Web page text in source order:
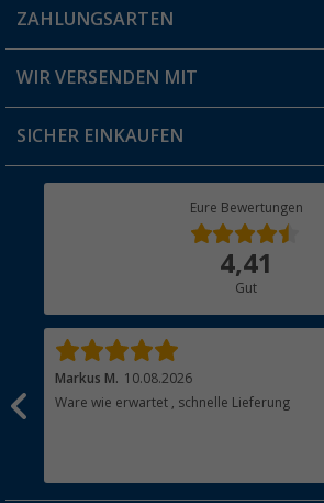
Blog
Jobs & Karriere
FAQ & Kontakt
Versandinformationen
Rücksendung
ZAHLUNGSARTEN
WIR VERSENDEN MIT
SICHER EINKAUFEN
Eure Bewertungen
4,41
Gut
Markus M. 10.08.2026
Ware wie erwartet , schnelle Lieferung